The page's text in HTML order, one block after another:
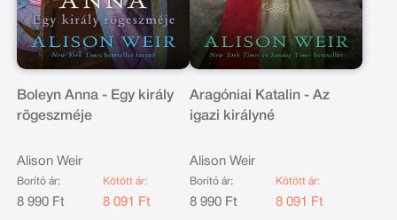
Boleyn Anna - Egy király
rögeszméje
Alison Weir
Borító ár:
8 990 Ft
Kötött ár:
8 091 Ft
Aragóniai Katalin - Az
igazi királyné
Alison Weir
Borító ár:
8 990 Ft
Kötött ár:
8 091 Ft